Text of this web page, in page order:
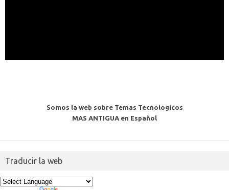
Somos la web sobre Temas Tecnologicos
MAS ANTIGUA en Español
Traducir la web